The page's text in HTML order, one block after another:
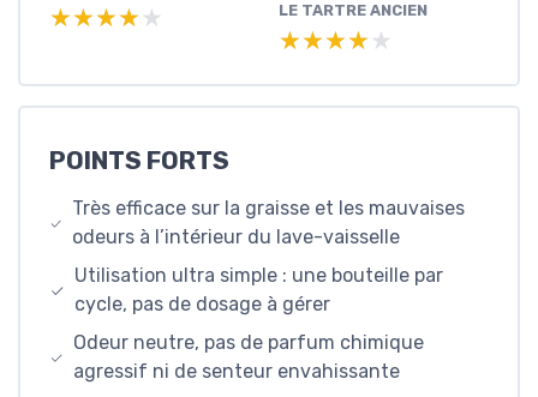
★★★★★
★★★★★
LE TARTRE ANCIEN
★★★★★
★★★★★
POINTS FORTS
Très efficace sur la graisse et les mauvaises
odeurs à l’intérieur du lave-vaisselle
Utilisation ultra simple : une bouteille par
cycle, pas de dosage à gérer
Odeur neutre, pas de parfum chimique
agressif ni de senteur envahissante